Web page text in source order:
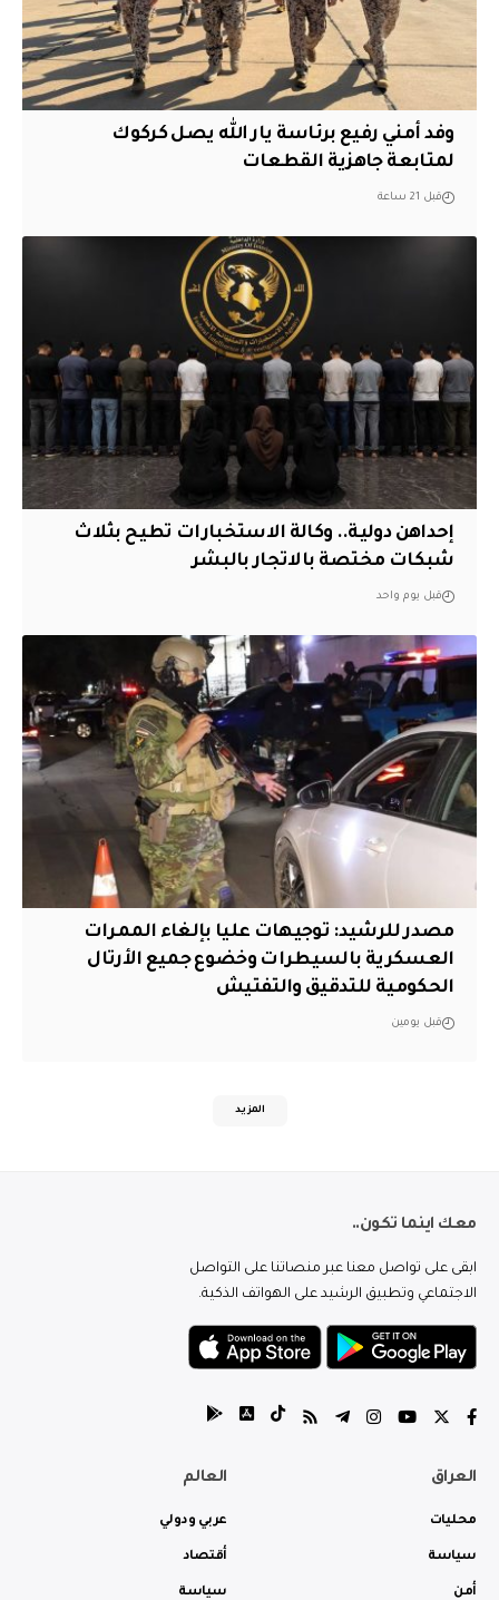
وفد أمني رفيع برئاسة يار الله يصل كركوك
لمتابعة جاهزية القطعات
قبل 21 ساعة
إحداهن دولية.. وكالة الاستخبارات تطيح بثلاث
شبكات مختصة بالاتجار بالبشر
قبل يوم واحد
مصدر للرشيد: توجيهات عليا بإلغاء الممرات
العسكرية بالسيطرات وخضوع جميع الأرتال
الحكومية للتدقيق والتفتيش
قبل يومين
المزيد
معك اينما تكون..
ابقى على تواصل معنا عبر منصاتنا على التواصل
الاجتماعي وتطبيق الرشيد على الهواتف الذكية.
العراق
محليات
سياسة
أمن
العالم
عربي ودولي
أقتصاد
سياسة